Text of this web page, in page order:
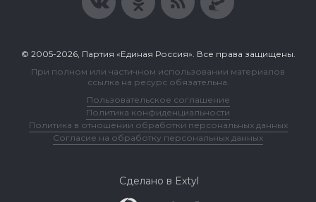
© 2005-2026, Партия «Единая Россия». Все права защищены.
При полном или частичном использовании материалов
ссылка на ресурс обязательна.
Пользовательское соглашение
Политика конфиденциальности
Политика в отношении обработки персональных данных
Согласие на обработку персональных данных
Сделано в Extyl